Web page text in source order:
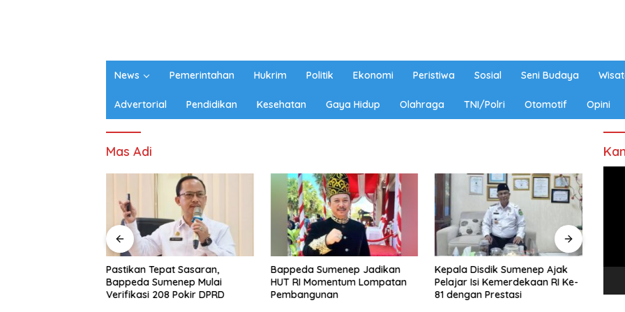
News Pemerintahan Hukrim Politik Ekonomi Peristiwa Sosial Seni Budaya
Advertorial Pendidikan Kesehatan Gaya Hidup Olahraga TNI/Polri Otomotif Opini
Mas Adi
Pastikan Tepat Sasaran,
Bappeda Sumenep Mulai
Verifikasi 208 Pokir DPRD
Bappeda Sumenep Jadikan
HUT RI Momentum Lompatan
Pembangunan
Kepala Disdik Sumenep Ajak
Pelajar Isi Kemerdekaan RI Ke-
81 dengan Prestasi